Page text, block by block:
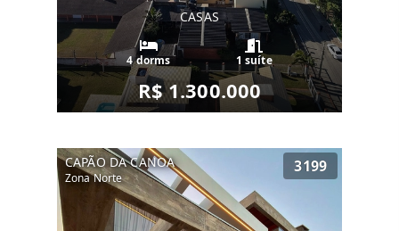
CASAS
4 dorms 1 suíte
R$ 1.300.000
CAPÃO DA CANOA
Zona Norte
3199